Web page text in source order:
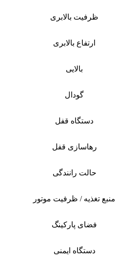
ظرفیت بالابری
ارتفاع بالابری
بالایی
گودال
دستگاه قفل
رهاسازی قفل
حالت رانندگی
منبع تغذیه / ظرفیت موتور
فضای پارکینگ
دستگاه ایمنی